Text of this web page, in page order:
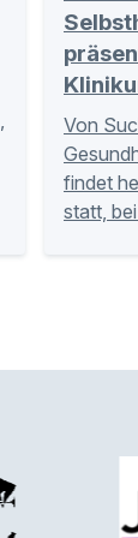
Von
findet
statt,